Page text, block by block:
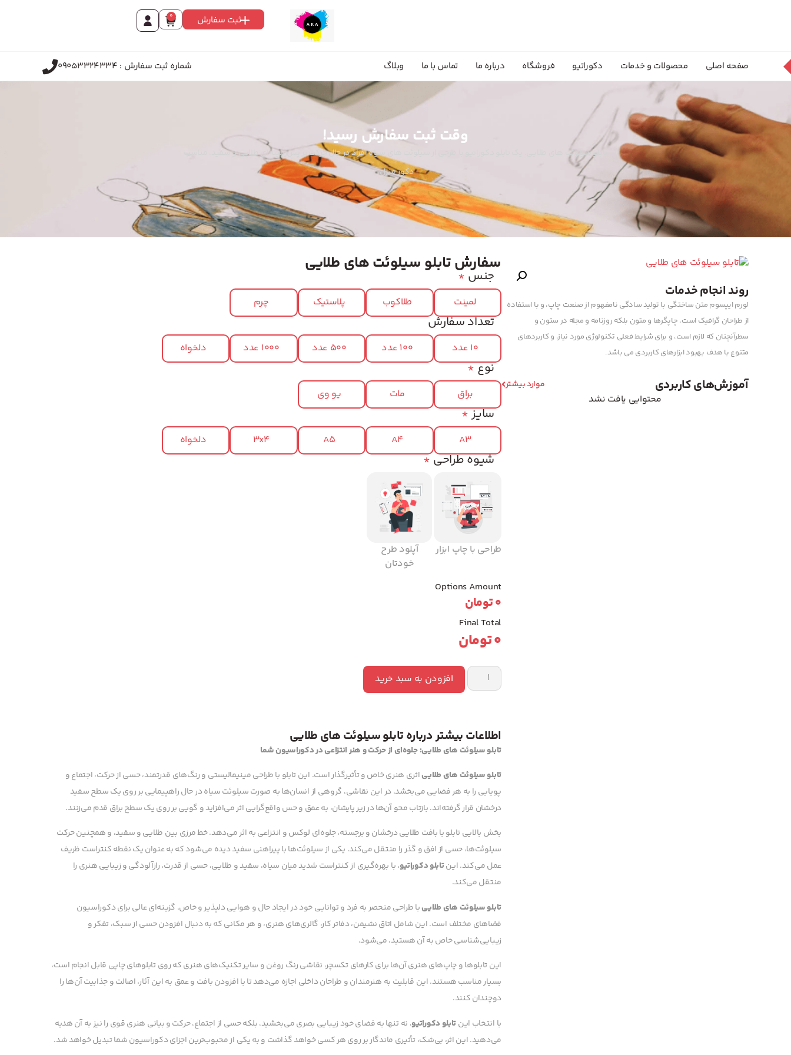
ثبت سفارش 0
صفحه اصلی محصولات و خدمات دکوراتیو فروشگاه درباره ما تماس با ما وبلاگ شماره ثبت سفارش : 09053324334
وقت ثبت سفارش رسید!
تابلو سیلوئت های طلایی. یک تابلو دکوراتیو با طرحی از سیلوئت های سیاه افراد در حال حرکت بر پس‌زمینه‌ای طلایی و سفید. مناسب
دکور منزل.
روند انجام خدمات
لورم ایپسوم متن ساختگی با تولید سادگی نامفهوم از صنعت چاپ، و با استفاده
از طراحان گرافیک است، چاپگرها و متون بلکه روزنامه و مجله در ستون و
سطرآنچنان که لازم است، و برای شرایط فعلی تکنولوژی مورد نیاز، و کاربردهای
متنوع با هدف بهبود ابزارهای کاربردی می باشد.
آموزش‌های کاربردی موارد بیشتر
محتوایی یافت نشد
سفارش تابلو سیلوئت های طلایی
* جنس
لمینت طلاکوب پلاستیک چرم
تعداد سفارش
10 عدد 100 عدد 500 عدد 1000 عدد دلخواه
*نوع
براق مات یو وی
*سایز
A3
A4
A5
3x4 دلخواه
*شیوه طراحی
طراحی با چاپ ابزار
آپلود طرح
خودتان
Options Amount
0تومان
Final Total
0تومان
افزودن به سبد خرید
اطلاعات بیشتر درباره تابلو سیلوئت های طلایی
تابلو سیلوئت های طلایی: جلوه‌ای از حرکت و هنر انتزاعی در دکوراسیون شما
تابلو سیلوئت های طلاییاثری هنری خاص و تأثیرگذار است. این تابلو با طراحی مینیمالیستی و رنگ‌های قدرتمند، حسی از حرکت، اجتماع و
پویایی را به هر فضایی می‌بخشد. در این نقاشی، گروهی از انسان‌ها به صورت سیلوئت سیاه در حال راهپیمایی بر روی یک سطح سفید
درخشان قرار گرفته‌اند. بازتاب محو آن‌ها در زیر پایشان، به عمق و حس واقع‌گرایی اثر می‌افزاید و گویی بر روی یک سطح براق قدم می‌زنند.
بخش بالایی تابلو با بافت طلایی درخشان و برجسته، جلوه‌ای لوکس و انتزاعی به اثر می‌دهد. خط مرزی بین طلایی و سفید، و همچنین حرکت
سیلوئت‌ها، حسی از افق و گذر را منتقل می‌کند. یکی از سیلوئت‌ها با پیراهنی سفید دیده می‌شود که به عنوان یک نقطه کنتراست ظریف
عمل می‌کند. اینتابلو دکوراتیو، با بهره‌گیری از کنتراست شدید میان سیاه، سفید و طلایی، حسی از قدرت، رازآلودگی و زیبایی هنری را
منتقل می‌کند.
تابلو سیلوئت های طلاییبا طراحی منحصر به فرد و توانایی خود در ایجاد حال و هوایی دلپذیر و خاص، گزینه‌ای عالی برای دکوراسیون
فضاهای مختلف است. این شامل اتاق نشیمن، دفاتر کار، گالری‌های هنری، و هر مکانی که به دنبال افزودن حسی از سبک، تفکر و
زیبایی‌شناسی خاص به آن هستید، می‌شود.
این تابلوها و چاپ‌های هنری آن‌ها برای کارهای تکسچر، نقاشی رنگ روغن و سایر تکنیک‌های هنری که روی تابلوهای چاپی قابل انجام است،
بسیار مناسب هستند. این قابلیت به هنرمندان و طراحان داخلی اجازه می‌دهد تا با افزودن بافت و عمق به این آثار، اصالت و جذابیت آن‌ها را
دوچندان کنند.
با انتخاب اینتابلو دکوراتیو، نه تنها به فضای خود زیبایی بصری می‌بخشید، بلکه حسی از اجتماع، حرکت و بیانی هنری قوی را نیز به آن هدیه
می‌دهید. این اثر، بی‌شک، تأثیری ماندگار بر روی هر کسی خواهد گذاشت و به یکی از محبوب‌ترین اجزای دکوراسیون شما تبدیل خواهد شد.